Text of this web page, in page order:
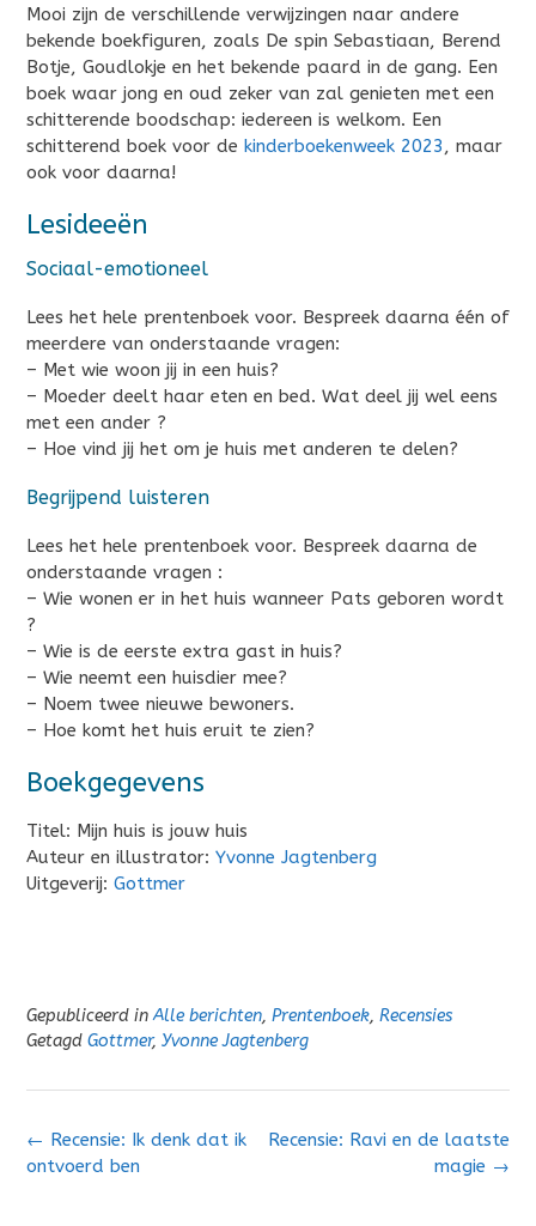
Mooi zijn de verschillende verwijzingen naar andere
bekende boekfiguren, zoals De spin Sebastiaan, Berend
Botje, Goudlokje en het bekende paard in de gang. Een
boek waar jong en oud zeker van zal genieten met een
schitterende boodschap: iedereen is welkom. Een
schitterend boek voor de kinderboekenweek 2023, maar
ook voor daarna!
Lesideeën
Sociaal-emotioneel
Lees het hele prentenboek voor. Bespreek daarna één of
meerdere van onderstaande vragen:
– Met wie woon jij in een huis?
– Moeder deelt haar eten en bed. Wat deel jij wel eens
met een ander ?
– Hoe vind jij het om je huis met anderen te delen?
Begrijpend luisteren
Lees het hele prentenboek voor. Bespreek daarna de
onderstaande vragen :
– Wie wonen er in het huis wanneer Pats geboren wordt
?
– Wie is de eerste extra gast in huis?
– Wie neemt een huisdier mee?
– Noem twee nieuwe bewoners.
– Hoe komt het huis eruit te zien?
Boekgegevens
Titel: Mijn huis is jouw huis
Auteur en illustrator: Yvonne Jagtenberg
Uitgeverij: Gottmer
Gepubliceerd inAlle berichten, Prentenboek, Recensies
Getagd Gottmer, Yvonne Jagtenberg
Bericht
navigatie
Recensie: Ravi en de laatste
magie →
← Recensie: Ik denk dat ik
ontvoerd ben